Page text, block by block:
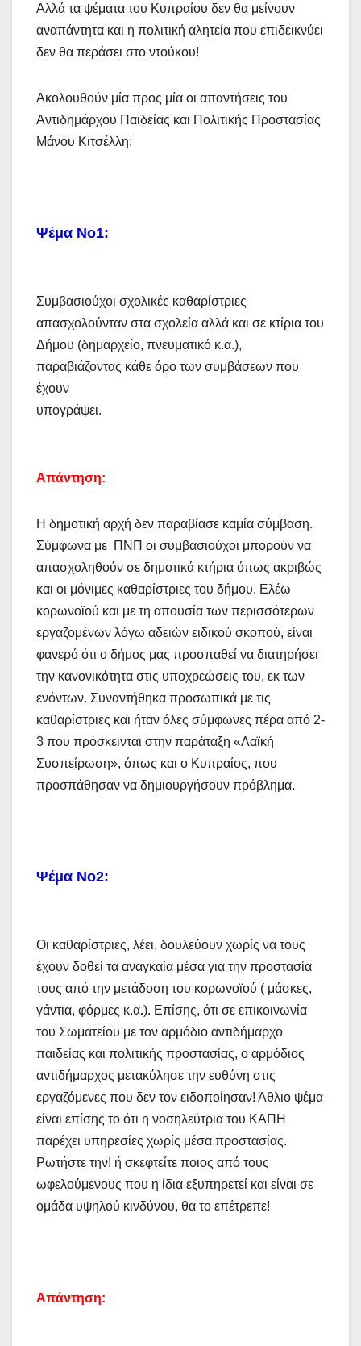
Αλλά τα ψέματα του Κυπραίου δεν θα μείνουν
αναπάντητα και η πολιτική αλητεία που επιδεικνύει
δεν θα περάσει στο ντούκου!
Ακολουθούν μία προς μία οι απαντήσεις του
Αντιδημάρχου Παιδείας και Πολιτικής Προστασίας
Μάνου Κιτσέλλη:
Ψέμα Νο1:
Συμβασιούχοι σχολικές καθαρίστριες
απασχολούνταν στα σχολεία αλλά και σε κτίρια του
Δήμου (δημαρχείο, πνευματικό κ.α.),
παραβιάζοντας κάθε όρο των συμβάσεων που
έχουν
υπογράψει.
Απάντηση:
Η δημοτική αρχή δεν παραβίασε καμία σύμβαση.
Σύμφωνα με ΠΝΠ οι συμβασιούχοι μπορούν να
απασχοληθούν σε δημοτικά κτήρια όπως ακριβώς
και οι μόνιμες καθαρίστριες του δήμου. Ελέω
κορωνοϊού και με τη απουσία των περισσότερων
εργαζομένων λόγω αδειών ειδικού σκοπού, είναι
φανερό ότι ο δήμος μας προσπαθεί να διατηρήσει
την κανονικότητα στις υποχρεώσεις του, εκ των
ενόντων. Συναντήθηκα προσωπικά με τις
καθαρίστριες και ήταν όλες σύμφωνες πέρα από 2-
3 που πρόσκεινται στην παράταξη «Λαϊκή
Συσπείρωση», όπως και ο Κυπραίος, που
προσπάθησαν να δημιουργήσουν πρόβλημα.
Ψέμα Νο2:
Οι καθαρίστριες, λέει, δουλεύουν χωρίς να τους
έχουν δοθεί τα αναγκαία μέσα για την προστασία
τους από την μετάδοση του κορωνοϊού ( μάσκες,
γάντια, φόρμες κ.α.). Επίσης, ότι σε επικοινωνία
του Σωματείου με τον αρμόδιο αντιδήμαρχο
παιδείας και πολιτικής προστασίας, ο αρμόδιος
αντιδήμαρχος μετακύλησε την ευθύνη στις
εργαζόμενες που δεν τον ειδοποίησαν! Άθλιο ψέμα
είναι επίσης το ότι η νοσηλεύτρια του ΚΑΠΗ
παρέχει υπηρεσίες χωρίς μέσα προστασίας.
Ρωτήστε την! ή σκεφτείτε ποιος από τους
ωφελούμενους που η ίδια εξυπηρετεί και είναι σε
ομάδα υψηλού κινδύνου, θα το επέτρεπε!
Απάντηση: